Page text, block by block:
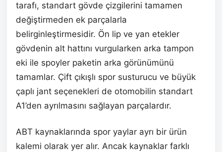
tarafı, standart gövde çizgilerini tamamen
değiştirmeden ek parçalarla
belirginleştirmesidir. Ön lip ve yan etekler
gövdenin alt hattını vurgularken arka tampon
eki ile spoyler paketin arka görünümünü
tamamlar. Çift çıkışlı spor susturucu ve büyük
çaplı jant seçenekleri de otomobilin standart
A1’den ayrılmasını sağlayan parçalardır.
ABT kaynaklarında spor yaylar ayrı bir ürün
kalemi olarak yer alır. Ancak kaynaklar farklı